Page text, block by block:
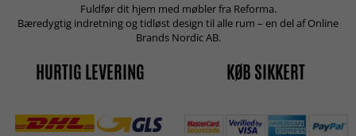
Fuldfør dit hjem med møbler fra Reforma.
Bæredygtig indretning og tidløst design til alle rum – en del af Online
Brands Nordic AB.
HURTIG LEVERING KØB SIKKERT